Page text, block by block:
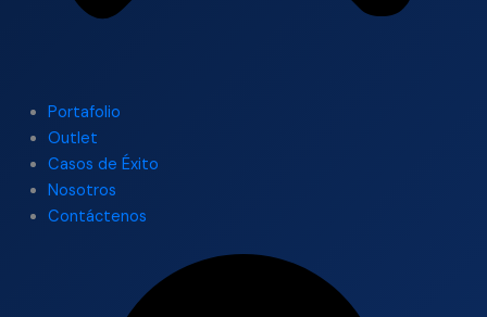
Portafolio
Outlet
Casos de Éxito
Nosotros
Contáctenos